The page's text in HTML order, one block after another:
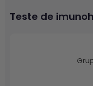
Teste de